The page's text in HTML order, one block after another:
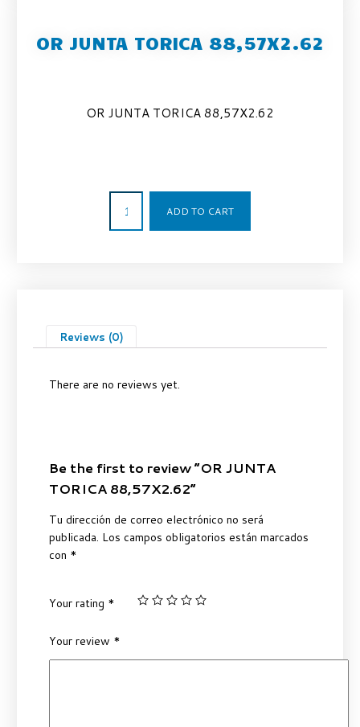
OR JUNTA TORICA 88,57X2.62
OR JUNTA TORICA 88,57X2.62
ADD TO CART
Reviews (0)
There are no reviews yet.
Be the first to review “OR JUNTA
TORICA 88,57X2.62”
Tu dirección de correo electrónico no será
publicada. Los campos obligatorios están marcados
con *
Your rating *
Your review *